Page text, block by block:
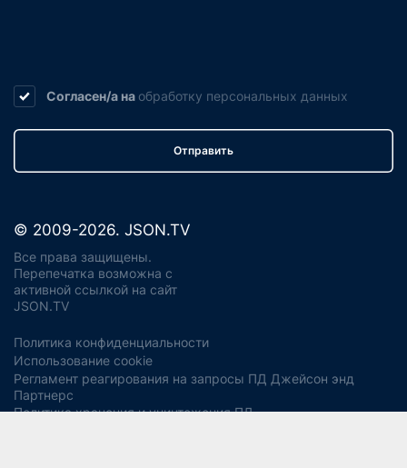
Согласен/а на обработку персональных данных
Отправить
© 2009-2026. JSON.TV
Все права защищены.
Перепечатка возможна с
активной ссылкой на сайт
JSON.TV
Политика конфиденциальности
Использование cookie
Регламент реагирования на запросы ПД Джейсон энд
Партнерс
Политика хранения и уничтожения ПД